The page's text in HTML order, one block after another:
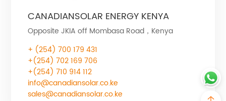
CANADIANSOLAR ENERGY KENYA
Opposite JKIA off Mombasa Road，Kenya
+ (254) 700 179 431
+(254) 702 169 706
+(254) 710 914 112
info@canadiansolar.co.ke
sales@canadiansolar.co.ke